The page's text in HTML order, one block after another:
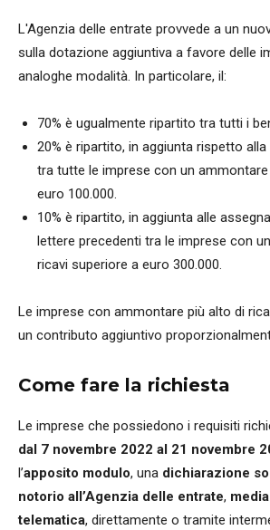
L'Agenzia delle entrate provvede a un
sulla dotazione aggiuntiva a favore delle
analoghe modalità. In particolare, il:
70% è ugualmente ripartito tra tutti i
20% è ripartito, in aggiunta rispetto
tra tutte le imprese con un
euro 100.000.
10% è ripartito, in aggiunta alle
lettere precedenti tra le imprese con
ricavi superiore a euro 300.000.
Le imprese con ammontare più alto di
un contributo aggiuntivo
Come fare la richiesta
Le imprese che possiedono i requisiti
dal 7 novembre 2022 al 21 novembre
l’apposito modulo, una dichiarazione
notorio all’Agenzia delle entrate,
telematica, direttamente o tramite